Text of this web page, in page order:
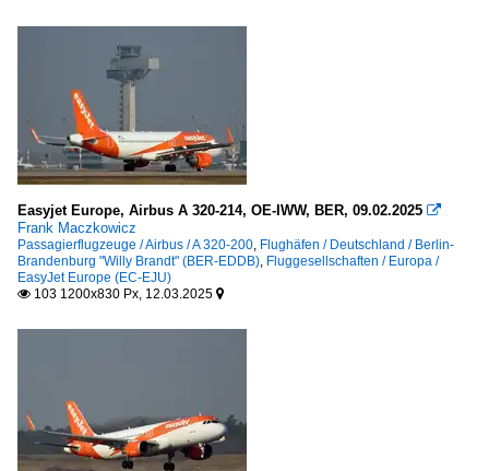
Easyjet Europe, Airbus A 320-214, OE-IWW, BER, 09.02.2025 
Frank Maczkowicz
Passagierflugzeuge / Airbus / A 320-200, Flughäfen / Deutschland / Berlin-
Brandenburg "Willy Brandt" (BER-EDDB), Fluggesellschaften / Europa /
EasyJet Europe (EC-EJU)
 103 1200x830 Px, 12.03.2025 